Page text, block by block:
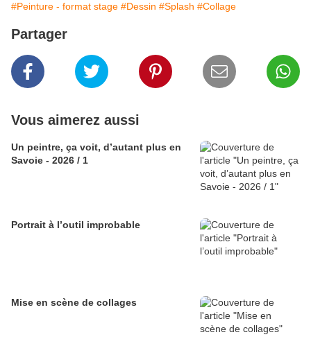
#Peinture - format stage #Dessin #Splash #Collage
Partager
Vous aimerez aussi
Un peintre, ça voit, d’autant plus en
Savoie - 2026 / 1
Portrait à l’outil improbable
Mise en scène de collages